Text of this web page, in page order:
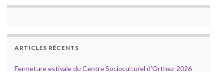
ARTICLES RÉCENTS
Fermeture estivale du Centre Socioculturel d’Orthez-2026